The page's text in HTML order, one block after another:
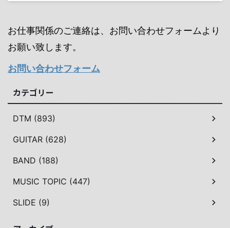
お仕事関係のご連絡は、お問い合わせフォームより
お願い致します。
お問い合わせフォーム
カテゴリー
DTM (893)
GUITAR (628)
BAND (188)
MUSIC TOPIC (447)
SLIDE (9)